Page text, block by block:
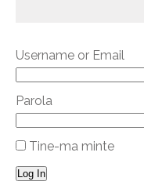
Username or Email
Parola
Tine-ma minte